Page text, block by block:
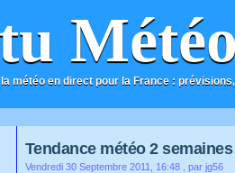
météo en direct pour la France :
Tendance météo 2 semaines
Vendredi 30 Septembre 2011, 16:48 , par jg56